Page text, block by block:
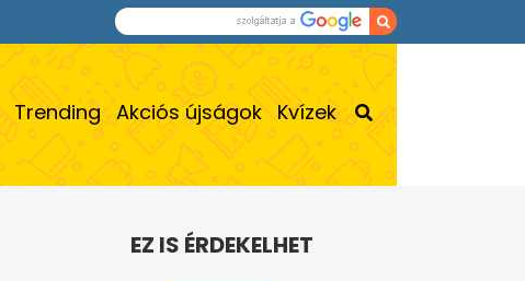
Trending Akciós újságok Kvízek
EZ IS ÉRDEKELHET